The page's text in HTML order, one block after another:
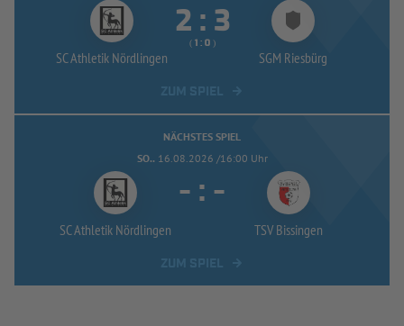
SC Athletik Nördlingen
 : 
(  :  )
SGM Riesbürg
NÄCHSTES SPIEL
SO.. 16.08.2026 /16:00 Uhr
SC Athletik Nördlingen
- : -
TSV Bissingen